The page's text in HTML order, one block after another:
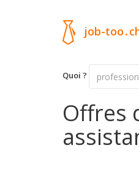
job-too.
Quoi ?
Offres